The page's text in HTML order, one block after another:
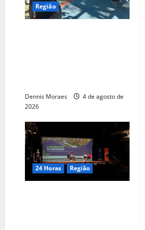
Região
Dennis Moraes
4 de agosto de
2026
24 Horas Região